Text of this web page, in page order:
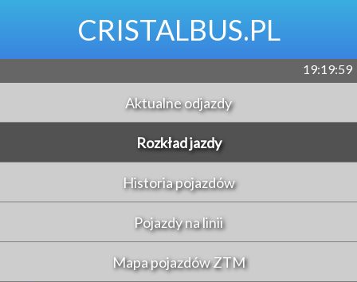
CRISTALBUS.PL
19:19:59
Aktualne odjazdy
Rozkład jazdy
Historia pojazdów
Pojazdy na linii
Mapa pojazdów ZTM